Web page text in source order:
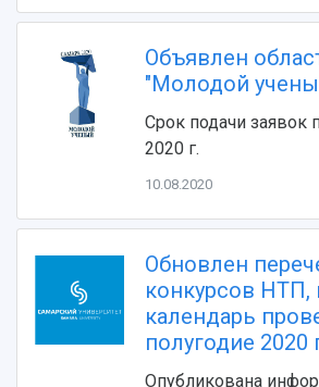
НАЗАД
Об университете
Рейтинги
Руководство
Наблюдательный совет
Попечительский совет
Ученый совет
Новости
Главные новости
Объявления
События
СМИ об университете
Пресс-центр
Газета "Полет"
Образование
Почему я выбираю Самарский
Бакалавриат и специалитет
Магистратура
Аспирантура
Формы обучения
Учебные планы
Дополнительное образование
Научно-исследовательская
Основные научные
Диссертационные советы
Подготовка научных кадров
Конкурс на замещение
работников
Научно-технический совет
Научные проекты и темы
Объявлен
"Молодой
Срок подачи заявок
2020 г.
10.08.2020
Обновлен
конкурсов НТП,
календарь
полугодие 2020
Опубликована